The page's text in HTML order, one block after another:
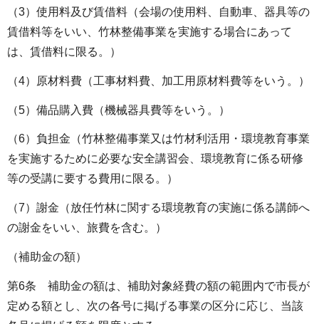
（3）使用料及び賃借料（会場の使用料、自動車、器具等の
賃借料等をいい、竹林整備事業を実施する場合にあって
は、賃借料に限る。）
（4）原材料費（工事材料費、加工用原材料費等をいう。）
（5）備品購入費（機械器具費等をいう。）
（6）負担金（竹林整備事業又は竹材利活用・環境教育事業
を実施するために必要な安全講習会、環境教育に係る研修
等の受講に要する費用に限る。）
（7）謝金（放任竹林に関する環境教育の実施に係る講師へ
の謝金をいい、旅費を含む。）
（補助金の額）
第6条 補助金の額は、補助対象経費の額の範囲内で市長が
定める額とし、次の各号に掲げる事業の区分に応じ、当該